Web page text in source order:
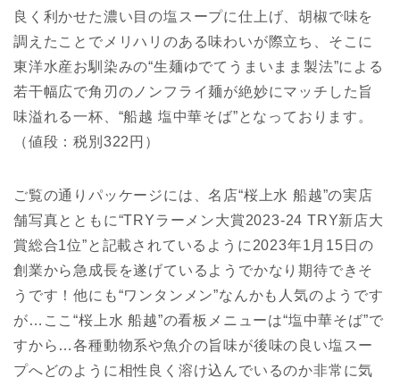
良く利かせた濃い目の塩スープに仕上げ、胡椒で味を
調えたことでメリハリのある味わいが際立ち、そこに
東洋水産お馴染みの“生麺ゆでてうまいまま製法”による
若干幅広で角刃のノンフライ麺が絶妙にマッチした旨
味溢れる一杯、“船越 塩中華そば”となっております。
（値段：税別322円）
ご覧の通りパッケージには、名店“桜上水 船越”の実店
舗写真とともに“TRYラーメン大賞2023-24 TRY新店大
賞総合1位”と記載されているように2023年1月15日の
創業から急成長を遂げているようでかなり期待できそ
うです！他にも“ワンタンメン”なんかも人気のようです
が…ここ“桜上水 船越”の看板メニューは“塩中華そば”で
すから…各種動物系や魚介の旨味が後味の良い塩スー
プへどのように相性良く溶け込んでいるのか非常に気